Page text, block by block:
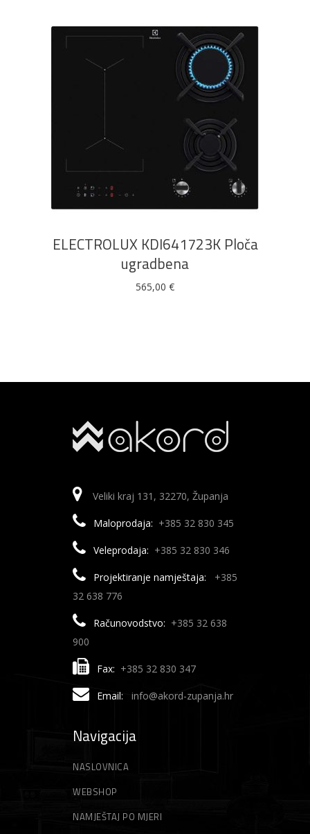
DODAJ U KOŠARICU
ELECTROLUX KDI641723K Ploča
ugradbena
565,00 €
Veliki kraj 131, 32270, Županja
Maloprodaja: +385 32 830 345
Veleprodaja: +385 32 830 346
Projektiranje namještaja:
+385
32 638 776
Računovodstvo: +385 32 638
900
Fax: +385 32 830 347
Email: info@akord-zupanja.hr
Navigacija
NASLOVNICA
WEBSHOP
NAMJEŠTAJ PO MJERI